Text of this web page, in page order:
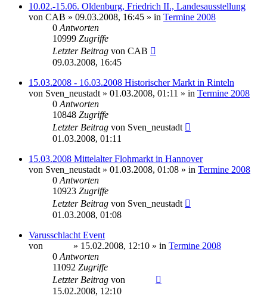
10.02.-15.06. Oldenburg, Friedrich II., Landesausstellung
von CAB » 09.03.2008, 16:45 » in Termine 2008
0 Antworten
10999 Zugriffe
Letzter Beitrag von CAB
09.03.2008, 16:45
15.03.2008 - 16.03.2008 Historischer Markt in Rinteln
von Sven_neustadt » 01.03.2008, 01:11 » in Termine 2008
0 Antworten
10848 Zugriffe
Letzter Beitrag von Sven_neustadt
01.03.2008, 01:11
15.03.2008 Mittelalter Flohmarkt in Hannover
von Sven_neustadt » 01.03.2008, 01:08 » in Termine 2008
0 Antworten
10923 Zugriffe
Letzter Beitrag von Sven_neustadt
01.03.2008, 01:08
Varusschlacht Event
von
» 15.02.2008, 12:10 » in Termine 2008
0 Antworten
11092 Zugriffe
Letzter Beitrag von
15.02.2008, 12:10